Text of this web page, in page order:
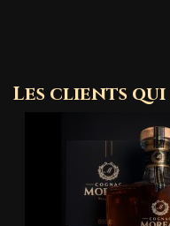
Les clients